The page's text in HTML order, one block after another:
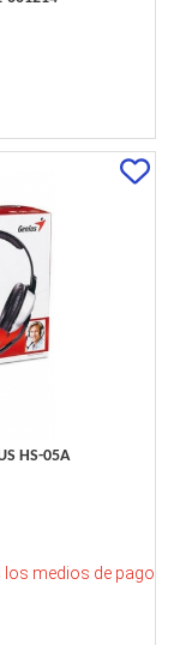
HS-05A
medios de pago